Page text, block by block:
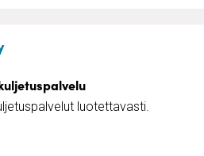
– Muutto- ja kuljetuspalvelu
luotettavasti.